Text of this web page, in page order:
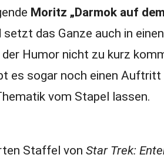
Moritz „Darmok auf dem
setzt das Ganze auch in einen
Humor nicht zu kurz
es sogar noch einen Auftritt
vom Stapel lassen.
Staffel von Star Trek: